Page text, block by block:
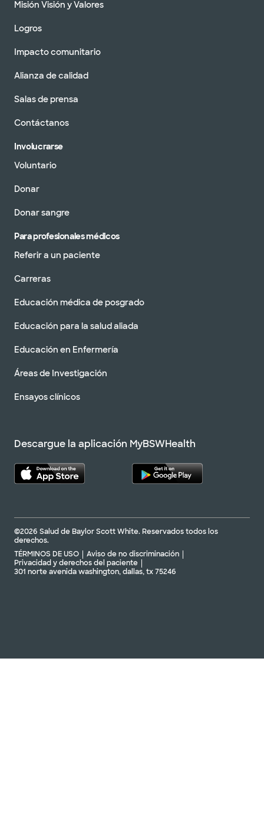
Misión Visión y Valores
Logros
Impacto comunitario
Alianza de calidad
Salas de prensa
Contáctanos
Involucrarse
Voluntario
Donar
Donar sangre
Para profesionales médicos
Referir a un paciente
Carreras
Educación médica de posgrado
Educación para la salud aliada
Educación en Enfermería
Áreas de Investigación
Ensayos clínicos
Descargue la aplicación MyBSWHealth
©2026 Salud de Baylor Scott White. Reservados todos los
derechos.
TÉRMINOS DE USO
Aviso de no discriminación
Privacidad y derechos del paciente
301 norte avenida washington, dallas, tx 75246